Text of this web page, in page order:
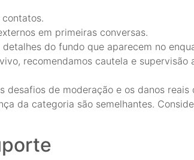
em primeiras conversas.
do fundo que aparecem no
recomendamos cautela e
de moderação e os danos
da categoria são semelhantes.